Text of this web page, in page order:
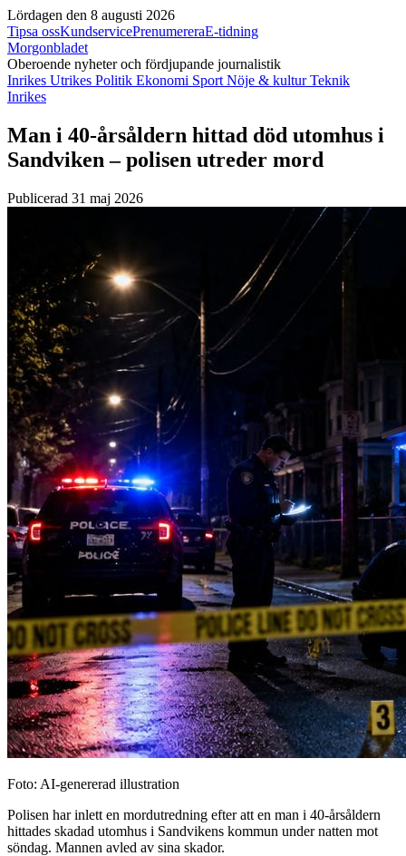
Lördagen den 8 augusti 2026
Tipsa ossKundservicePrenumereraE-tidning
Morgonbladet
Oberoende nyheter och fördjupande journalistik
Inrikes Utrikes Politik Ekonomi Sport Nöje & kulturTeknik
Inrikes
Man i 40-årsåldern hittad död utomhus i
Sandviken – polisen utreder mord
Publicerad 31 maj 2026
Foto: AI-genererad illustration
Polisen har inlett en mordutredning efter att en man i 40-årsåldern
hittades skadad utomhus i Sandvikens kommun under natten mot
söndag. Mannen avled av sina skador.